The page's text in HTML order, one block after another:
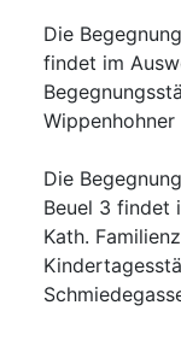
Die
findet im
Die
Beuel 3 findet
Kath.